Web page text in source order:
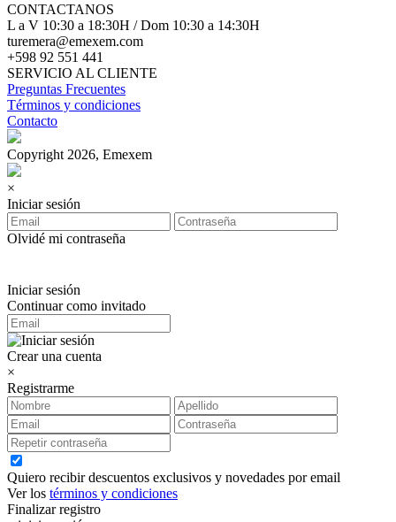
CONTACTANOS
L a V 10:30 a 18:30H / Dom 10:30 a 14:30H
turemera@emexem.com
+598 92 551 441
SERVICIO AL CLIENTE
Preguntas Frecuentes
Términos y condiciones
Contacto
Copyright 2026, Emexem
×
Iniciar sesión
Olvidé mi contraseña
Iniciar sesión
Continuar como invitado
Crear una cuenta
×
Registrarme
Quiero recibir descuentos exclusivos y novedades por email
Ver los términos y condiciones
Finalizar registro